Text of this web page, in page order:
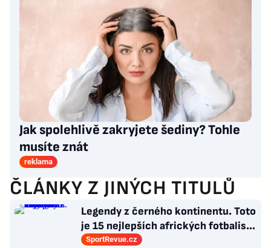
Jak spolehlivě zakryjete šediny? Tohle
musíte znát
reklama
ČLÁNKY Z JINÝCH TITULŮ
Legendy z černého kontinentu. Toto
je 15 nejlepších afrických fotbalistů
všech dob
SportRevue.cz